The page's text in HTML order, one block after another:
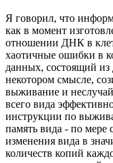
Я говорил, что
как в момент
отношении ДНК в
хаотичные ошибки в
данных, состоящий
некотором смысле,
выживание и
всего вида
инструкции по
память вида - по
изменения вида в
количеств копий